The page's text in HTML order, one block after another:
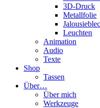
3D-Druck
Metallfolie
Leuchten
Animation
Audio
Texte
Shop
Tassen
Über…
Über mich
Werkzeuge